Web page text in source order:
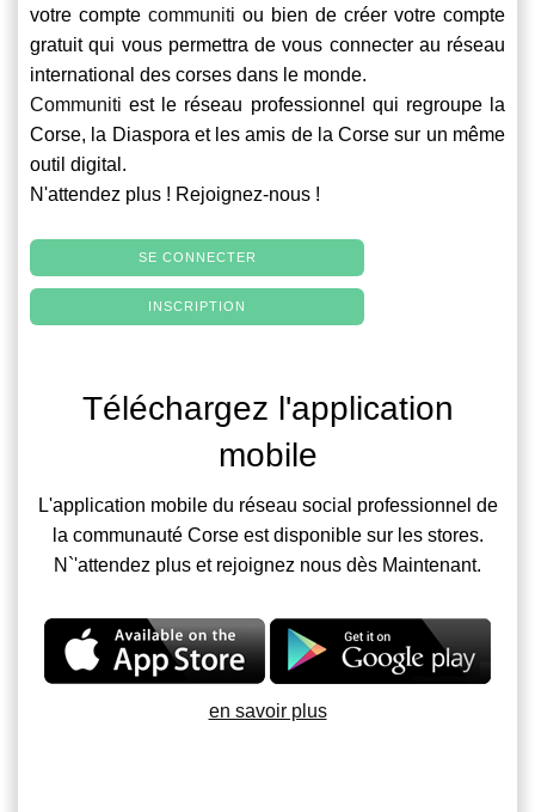
votre compte communiti ou bien de créer votre compte
gratuit qui vous permettra de vous connecter au réseau
international des corses dans le monde.
Communiti est le réseau professionnel qui regroupe la
Corse, la Diaspora et les amis de la Corse sur un même
outil digital.
N'attendez plus ! Rejoignez-nous !
SE CONNECTER
INSCRIPTION
Téléchargez l'application
mobile
L'application mobile du réseau social professionnel de
la communauté Corse est disponible sur les stores.
N`'attendez plus et rejoignez nous dès Maintenant.
en savoir plus